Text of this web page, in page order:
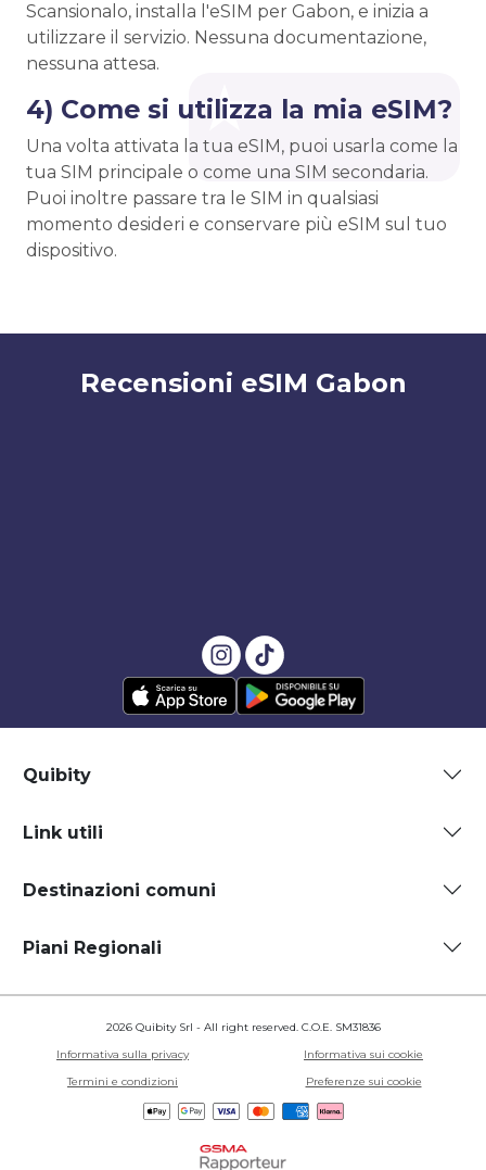
Scansionalo, installa l'eSIM per Gabon, e inizia a
utilizzare il servizio. Nessuna documentazione,
nessuna attesa.
4) Come si utilizza la mia eSIM?
Una volta attivata la tua eSIM, puoi usarla come la
tua SIM principale o come una SIM secondaria.
Puoi inoltre passare tra le SIM in qualsiasi
momento desideri e conservare più eSIM sul tuo
dispositivo.
Recensioni eSIM Gabon
Quibity
Link utili
Destinazioni comuni
Piani Regionali
2026 Quibity Srl - All right reserved. C.O.E. SM31836
Informativa sulla privacy
Informativa sui cookie
Termini e condizioni
Preferenze sui cookie